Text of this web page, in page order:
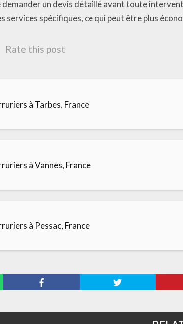
demander un devis détaillé avant toute
services spécifiques, ce qui peut être plus
Rate this post
à Tarbes, France
à Vannes, France
à Pessac, France